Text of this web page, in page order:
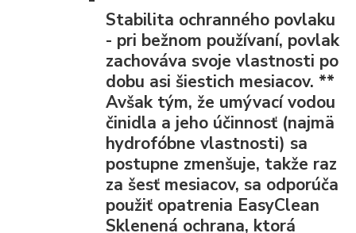
Stabilita ochranného povlaku
- pri bežnom používaní, povlak
zachováva svoje vlastnosti po
dobu asi šiestich mesiacov. **
Avšak tým, že umývací vodou
činidla a jeho účinnosť (najmä
hydrofóbne vlastnosti) sa
postupne zmenšuje, takže raz
za šesť mesiacov, sa odporúča
použiť opatrenia EasyClean
Sklenená ochrana, ktorá